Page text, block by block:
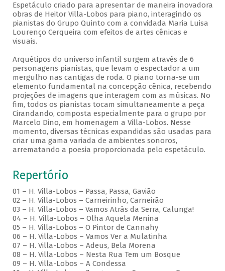
Espetáculo criado para apresentar de maneira inovadora
obras de Heitor Villa-Lobos para piano, interagindo os
pianistas do Grupo Quinto com a convidada Maria Luisa
Lourenço Cerqueira com efeitos de artes cênicas e
visuais.
Arquétipos do universo infantil surgem através de 6
personagens pianistas, que levam o espectador a um
mergulho nas cantigas de roda. O piano torna-se um
elemento fundamental na concepção cênica, recebendo
projeções de imagens que interagem com as músicas. No
fim, todos os pianistas tocam simultaneamente a peça
Cirandando, composta especialmente para o grupo por
Marcelo Dino, em homenagem a Villa-Lobos. Nesse
momento, diversas técnicas expandidas são usadas para
criar uma gama variada de ambientes sonoros,
arrematando a poesia proporcionada pelo espetáculo.
Repertório
01 – H. Villa-Lobos – Passa, Passa, Gavião
02 – H. Villa-Lobos – Carneirinho, Carneirão
03 – H. Villa-Lobos – Vamos Atrás da Serra, Calunga!
04 – H. Villa-Lobos – Olha Aquela Menina
05 – H. Villa-Lobos – O Pintor de Cannahy
06 – H. Villa-Lobos – Vamos Ver a Mulatinha
07 – H. Villa-Lobos – Adeus, Bela Morena
08 – H. Villa-Lobos – Nesta Rua Tem um Bosque
09 – H. Villa-Lobos – A Condessa